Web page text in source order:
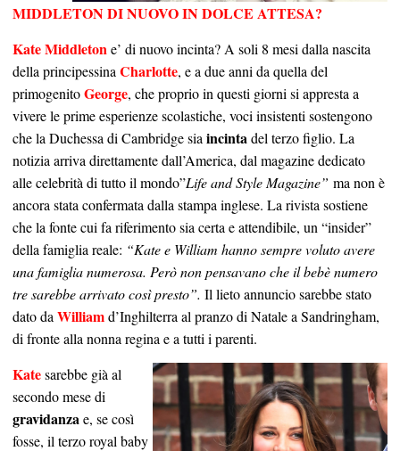
MIDDLETON DI NUOVO IN DOLCE ATTESA?
Kate Middletone’ di nuovo incinta? A soli 8 mesi dalla nascita
della principessina Charlotte, e a due anni da quella del
primogenitoGeorge, che proprio in questi giorni si appresta a
vivere le prime esperienze scolastiche, voci insistenti sostengono
che la Duchessa di Cambridge sia incintadel terzo figlio. La
notizia arriva direttamente dall’America, dal magazine dedicato
alle celebrità di tutto il mondo”Life and Style Magazine” ma non è
ancora stata confermata dalla stampa inglese. La rivista sostiene
che la fonte cui fa riferimento sia certa e attendibile, un “insider”
della famiglia reale: “Kate e William hanno sempre voluto avere
una famiglia numerosa. Però non pensavano che il bebè numero
tre sarebbe arrivato così presto”. Il lieto annuncio sarebbe stato
dato da Williamd’Inghilterra al pranzo di Natale a Sandringham,
di fronte alla nonna regina e a tutti i parenti.
Katesarebbe già al
secondo mese di
gravidanzae, se così
fosse, il terzo royal baby